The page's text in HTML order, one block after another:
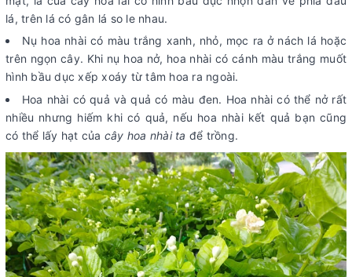
lá, trên lá có gân lá so le nhau.
Nụ hoa nhài có màu trắng xanh, nhỏ, mọc ra ở nách lá hoặc
trên ngọn cây. Khi nụ hoa nở, hoa nhài có cánh màu trắng muốt
hình bầu dục xếp xoáy từ tâm hoa ra ngoài.
Hoa nhài có quả và quả có màu đen. Hoa nhài có thể nở rất
nhiều nhưng hiếm khi có quả, nếu hoa nhài kết quả bạn cũng
có thể lấy hạt của cây hoa nhài ta để trồng.